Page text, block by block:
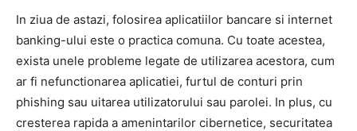
In ziua de astazi, folosirea aplicatiilor bancare si internet
banking-ului este o practica comuna. Cu toate acestea,
exista unele probleme legate de utilizarea acestora, cum
ar fi nefunctionarea aplicatiei, furtul de conturi prin
phishing sau uitarea utilizatorului sau parolei. In plus, cu
cresterea rapida a amenintarilor cibernetice, securitatea